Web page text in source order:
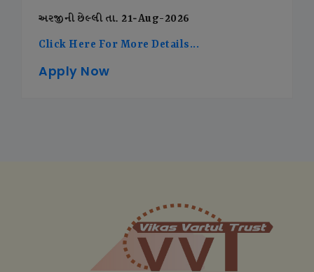
અરજીની છેલ્લી તા. 21-Aug-2026
Click Here For More Details...
Apply Now